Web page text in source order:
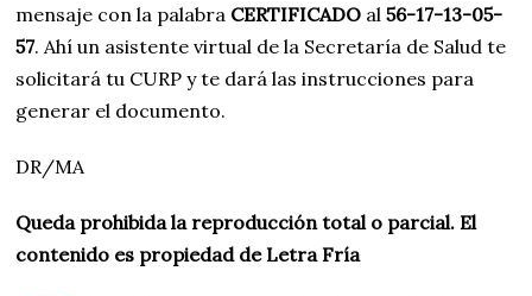
mensaje con la palabra CERTIFICADO al56-17-13-05-
57. Ahí un asistente virtual de la Secretaría de Salud te
solicitará tu CURP y te dará las instrucciones para
generar el documento.
DR/MA
Queda prohibida la reproducción total o parcial. El
contenido es propiedad de Letra Fría